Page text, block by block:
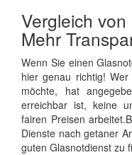
Vergleich
Mehr
Wenn Sie einen
hier genau richtig!
möchte, hat
erreichbar ist, keine
fairen Preisen
Dienste nach getaner
guten Glasnotdienst zu